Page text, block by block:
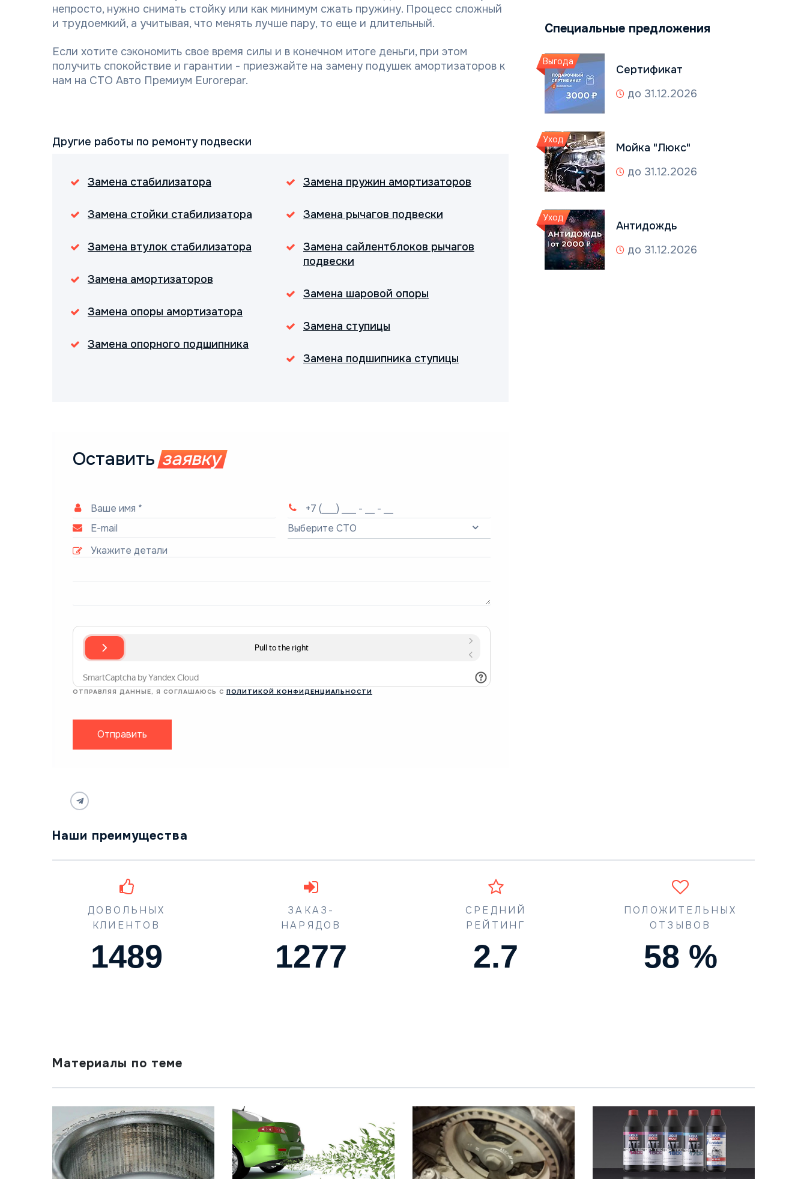
непросто, нужно снимать стойку или как минимум сжать пружину. Процесс сложный
и трудоемкий, а учитывая, что менять лучше пару, то еще и длительный.
Если хотите сэкономить свое время силы и в конечном итоге деньги, при этом
получить спокойствие и гарантии - приезжайте на замену подушек амортизаторов к
нам на СТО Авто Премиум Eurorepar.
Другие работы по ремонту подвески
Замена стабилизатора
Замена стойки стабилизатора
Замена втулок стабилизатора
Замена амортизаторов
Замена опоры амортизатора
Замена опорного подшипника
Замена пружин амортизаторов
Замена рычагов подвески
Замена сайлентблоков рычагов
подвески
Замена шаровой опоры
Замена ступицы
Замена подшипника ступицы
Оставить заявку
Выберите СТО
ОТПРАВЛЯЯ ДАННЫЕ, Я СОГЛАШАЮСЬ С ПОЛИТИКОЙ КОНФИДЕНЦИАЛЬНОСТИ
Отправить
Специальные предложения
Выгода
Сертификат
до 31.12.2026
Уход
Мойка "Люкс"
до 31.12.2026
Уход
Антидождь
до 31.12.2026
Наши преимущества
ДОВОЛЬНЫХ
КЛИЕНТОВ
1489
ЗАКАЗ-
НАРЯДОВ
1773
СРЕДНИЙ
РЕЙТИНГ
4.2
ПОЛОЖИТЕЛЬНЫХ
ОТЗЫВОВ
90 %
Материалы по теме